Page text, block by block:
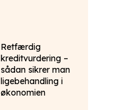
Retfærdig
kreditvurdering –
sådan sikrer man
ligebehandling i
økonomien